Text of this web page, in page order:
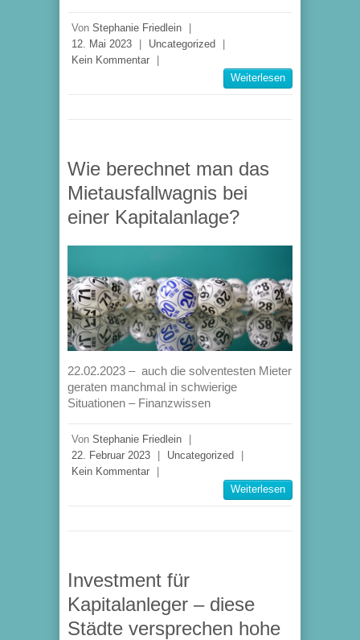
Von Stephanie Friedlein
|
12. Mai 2023
| Uncategorized
|
Kein Kommentar
|
Weiterlesen
Wie berechnet man das
Mietausfallwagnis bei
einer Kapitalanlage?
22.02.2023 – auch die solventesten Mieter
geraten manchmal in schwierige
Situationen – Finanzwissen
Von Stephanie Friedlein
22. Februar 2023
Uncategorized
Kein Kommentar
Weiterlesen
Investment für
Kapitalanleger – diese
Städte versprechen hohe